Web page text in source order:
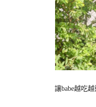
讓babe越吃